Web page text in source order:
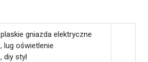
plaskie gniazda elektryczne
, lug oświetlenie
, diy styl